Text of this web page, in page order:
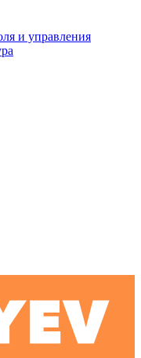
и управления